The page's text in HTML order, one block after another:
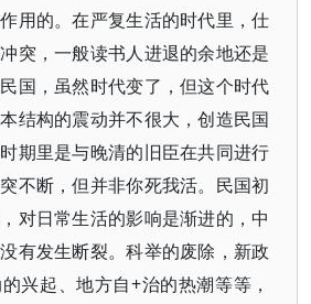
用的。在严复生活的时代里，仕
突，一般读书人进退的余地还是
国，虽然时代变了，但这个时代
结构的震动并不很大，创造民国
期里是与晚清的旧臣在共同进行
不断，但并非你死我活。民国初
对日常生活的影响是渐进的，中
有发生断裂。科举的废除，新政
兴起、地方自+治的热潮等等，